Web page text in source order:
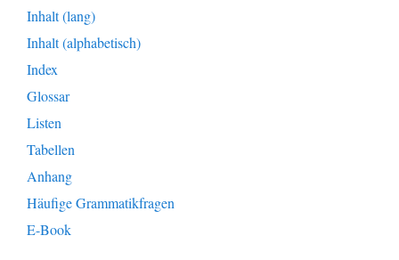
Inhalt (lang)
Inhalt (alphabetisch)
Index
Glossar
Listen
Tabellen
Anhang
Häufige Grammatikfragen
E-Book